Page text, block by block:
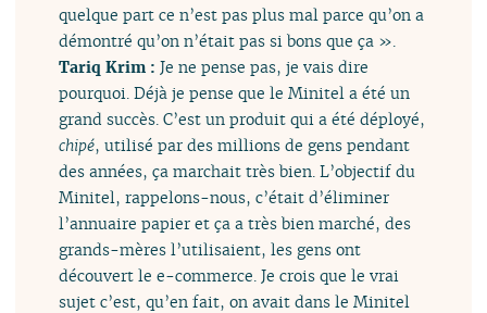
quelque part ce n’est pas plus mal parce qu’on a
démontré qu’on n’était pas si bons que ça ».
Tariq Krim :Je ne pense pas, je vais dire
pourquoi. Déjà je pense que le Minitel a été un
grand succès. C’est un produit qui a été déployé,
chipé, utilisé par des millions de gens pendant
des années, ça marchait très bien. L’objectif du
Minitel, rappelons-nous, c’était d’éliminer
l’annuaire papier et ça a très bien marché, des
grands-mères l’utilisaient, les gens ont
découvert le e-commerce. Je crois que le vrai
sujet c’est, qu’en fait, on avait dans le Minitel